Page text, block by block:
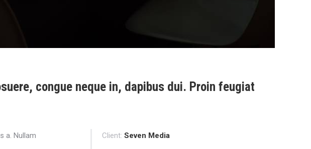
congue neque in, dapibus dui. Proin feugiat
a. Nullam
Client: Seven Media